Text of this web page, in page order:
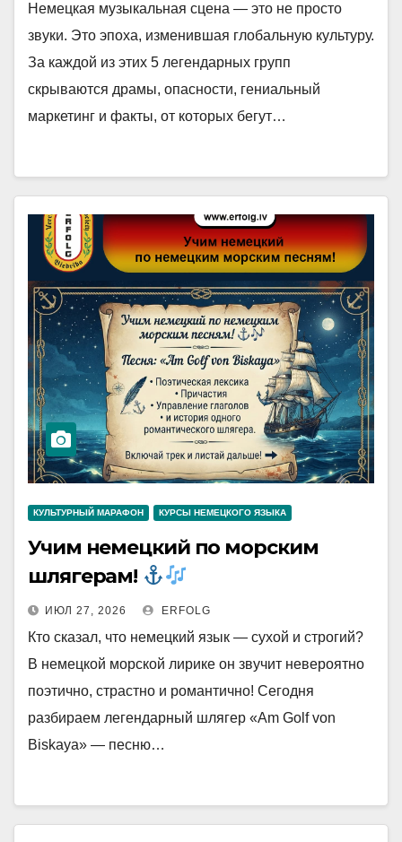
Немецкая музыкальная сцена — это не просто
звуки. Это эпоха, изменившая глобальную культуру.
За каждой из этих 5 легендарных групп
скрываются драмы, опасности, гениальный
маркетинг и факты, от которых бегут…
КУЛЬТУРНЫЙ МАРАФОН КУРСЫ НЕМЕЦКОГО ЯЗЫКА
Учим немецкий по морским
шлягерам!
ИЮЛ 27, 2026 ERFOLG
Кто сказал, что немецкий язык — сухой и строгий?
В немецкой морской лирике он звучит невероятно
поэтично, страстно и романтично! Сегодня
разбираем легендарный шлягер «Am Golf von
Biskaya» — песню…